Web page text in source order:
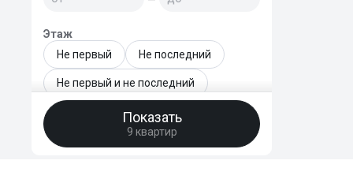
Этаж
Не первый
Не последний
Не первый и не последний
Только последний
Этаж - точный диапазон
Показать
9 квартир